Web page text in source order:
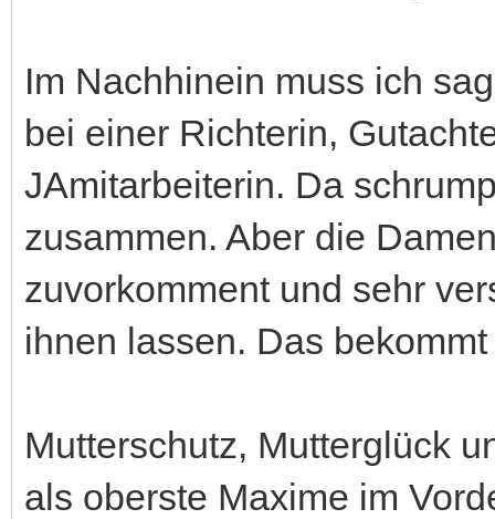
Im Nachhinein muss ich
bei einer Richterin,
JAmitarbeiterin. Da
zusammen. Aber die
zuvorkomment und sehr
ihnen lassen. Das
Mutterschutz, Mutterglück
als oberste Maxime im